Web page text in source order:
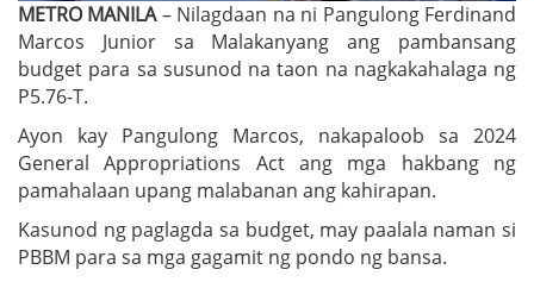
METRO MANILA– Nilagdaan na ni Pangulong Ferdinand
Marcos Junior sa Malakanyang ang pambansang
budget para sa susunod na taon na nagkakahalaga ng
P5.76-T.
Ayon kay Pangulong Marcos, nakapaloob sa 2024
General Appropriations Act ang mga hakbang ng
pamahalaan upang malabanan ang kahirapan.
Kasunod ng paglagda sa budget, may paalala naman si
PBBM para sa mga gagamit ng pondo ng bansa.